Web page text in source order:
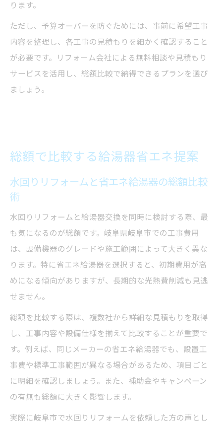
ります。
ただし、予算オーバーを防ぐためには、事前に希望工事
内容を整理し、各工事の見積もりを細かく確認すること
が必要です。リフォーム会社による無料相談や見積もり
サービスを活用し、総額比較で納得できるプランを選び
ましょう。
総額で比較する給湯器省エネ提案
水回りリフォームと省エネ給湯器の総額比較
術
水回りリフォームと給湯器交換を同時に検討する際、最
も気になるのが総額です。岐阜県岐阜市での工事費用
は、設備機器のグレードや施工範囲によって大きく異な
ります。特に省エネ給湯器を選択すると、初期費用が高
めになる傾向がありますが、長期的な光熱費削減も見逃
せません。
総額を比較する際は、複数社から詳細な見積もりを取得
し、工事内容や設備仕様を揃えて比較することが重要で
す。例えば、同じメーカーの省エネ給湯器でも、設置工
事費や標準工事範囲が異なる場合があるため、項目ごと
に明細を確認しましょう。また、補助金やキャンペーン
の有無も総額に大きく影響します。
実際に岐阜市で水回りリフォームを依頼した方の声とし